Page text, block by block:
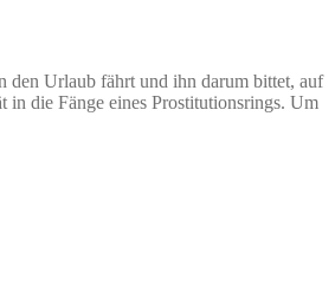
den Urlaub fährt und ihn darum bittet, auf
in die Fänge eines Prostitutionsrings. Um